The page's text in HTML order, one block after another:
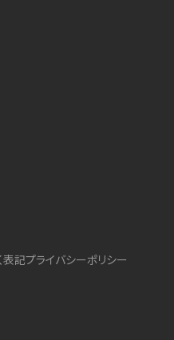
表記プライバシーポリシー